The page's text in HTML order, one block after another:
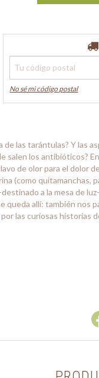
No sé mi código postal
las tarántulas? Y las
salen los antibióticos?
de olor para el dolor
(como quitamanchas,
a la mesa de
queda allí: también nos
las curiosas historias